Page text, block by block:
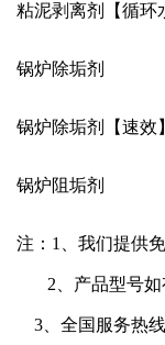
粘泥剥离剂【循环
锅炉除垢剂
锅炉除垢剂【速效】
锅炉阻垢剂
注： 1 、我们提供
2 、产品型号
3、全国服务热线